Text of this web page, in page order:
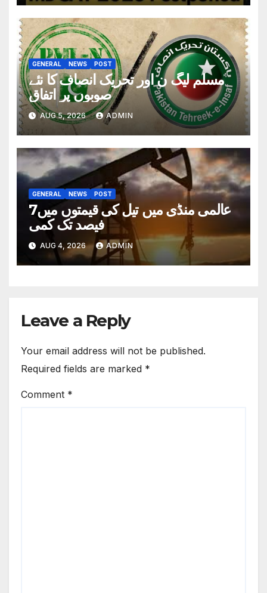
GENERAL NEWS POST
مسلم لیگ ن اور تحریک انصاف کا نئے
صوبوں پر اتفاق
AUG 5, 2026 ADMIN
GENERAL NEWS POST
عالمی منڈی میں تیل کی قیمتوں میں7
فیصد تک کمی
AUG 4, 2026 ADMIN
Leave a Reply
Your email address will not be published.
Required fields are marked *
Comment *